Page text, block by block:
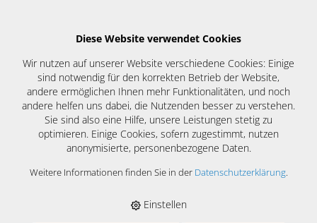
Diese Website verwendet Cookies
Wir nutzen auf unserer Website verschiedene Cookies: Einige
sind notwendig für den korrekten Betrieb der Website,
andere ermöglichen Ihnen mehr Funktionalitäten, und noch
andere helfen uns dabei, die Nutzenden besser zu verstehen.
Sie sind also eine Hilfe, unsere Leistungen stetig zu
optimieren. Einige Cookies, sofern zugestimmt, nutzen
anonymisierte, personenbezogene Daten.
Weitere Informationen finden Sie in der Datenschutzerklärung.
Einstellen